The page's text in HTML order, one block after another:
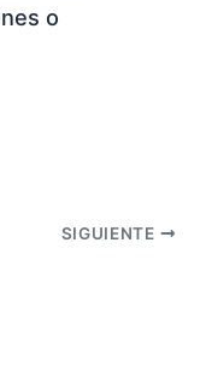
o
SIGUIENTE